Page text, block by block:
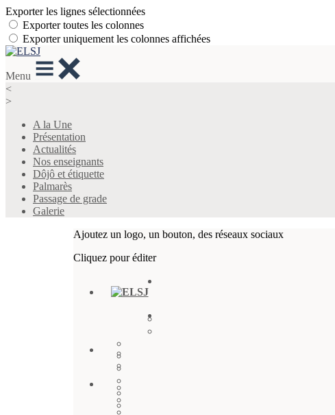
Exporter les lignes sélectionnées
Exporter toutes les colonnes
Exporter uniquement les colonnes affichées
Menu
<
>
A la Une
Présentation
Actualités
Nos enseignants
Dôjô et étiquette
Palmarès
Passage de grade
Galerie
Ajoutez un logo, un bouton, des réseaux sociaux
Cliquez pour éditer